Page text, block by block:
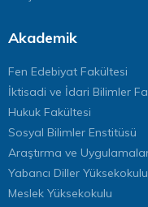
Akademik
Fen Edebiyat Fakültesi
İktisadi ve İdari Bilimler
Hukuk Fakültesi
Sosyal Bilimler Enstitüsü
Araştırma ve
Yabancı Diller Yüksekokulu
Meslek Yüksekokulu